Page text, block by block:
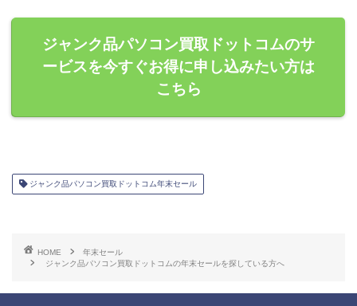
ジャンク品パソコン買取ドットコムのサ
ービスを今すぐお得に申し込みたい方は
こちら
ジャンク品パソコン買取ドットコム年末セール
HOME
年末セール
ジャンク品パソコン買取ドットコムの年末セールを探している方へ